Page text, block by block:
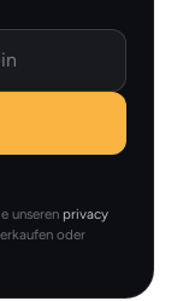
unseren privacy
oder